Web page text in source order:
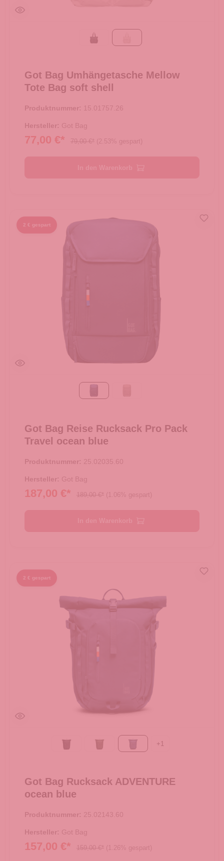
Black
Got Bag Umhängetasche Mellow
Tote Bag soft shell
Produktnummer: 15.01757.26
Hersteller: Got Bag
77,00 €* 79,00 €* (2.53% gespart)
2 € gespart
ocean blue
Got Bag Reise Rucksack Pro Pack
Travel ocean blue
Produktnummer: 25.02035.60
Hersteller: Got Bag
187,00 €* 189,00 €* (1.06% gespart)
2 € gespart
Black algae ocean blue
+ 1
Got Bag Rucksack ADVENTURE
ocean blue
Produktnummer: 25.02143.60
Hersteller: Got Bag
157,00 €* 159,00 €* (1.26% gespart)